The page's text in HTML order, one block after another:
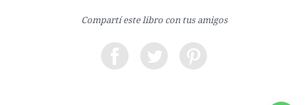
Compartí este libro con tus amigos